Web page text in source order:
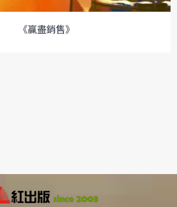
《贏盡銷售》